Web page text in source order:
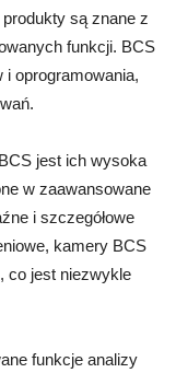
są znane z
funkcji. BCS
i oprogramowania,
jest ich wysoka
w zaawansowane
i szczegółowe
kamery BCS
co jest niezwykle
funkcje analizy